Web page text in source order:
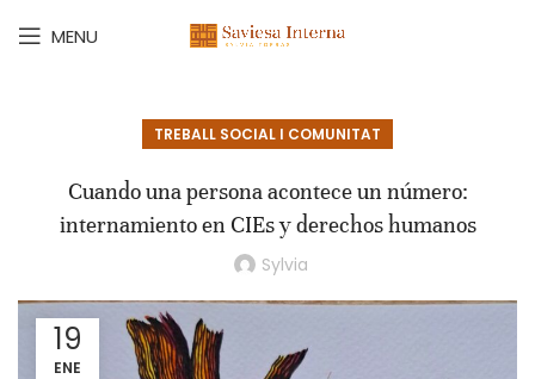
MENU
TREBALL SOCIAL I COMUNITAT
Cuando una persona acontece un número:
internamiento en CIEs y derechos humanos
Sylvia
19
ENE